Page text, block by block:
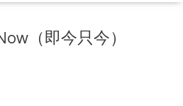
（即今只今）